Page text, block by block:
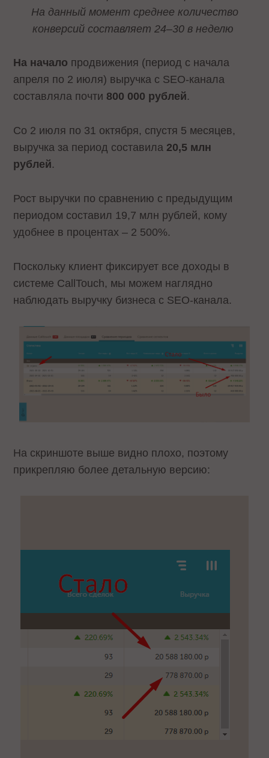
На данный момент среднее количество
конверсий составляет 24–30 в неделю
На начало продвижения (период с начала
апреля по 2 июля) выручка с SEO-канала
составляла почти 800 000 рублей.
Со 2 июля по 31 октября, спустя 5 месяцев,
выручка за период составила 20,5 млн
рублей.
Рост выручки по сравнению с предыдущим
периодом составил 19,7 млн рублей, кому
удобнее в процентах – 2 500%.
Поскольку клиент фиксирует все доходы в
системе CallTouch, мы можем наглядно
наблюдать выручку бизнеса с SEO-канала.
На скриншоте выше видно плохо, поэтому
прикрепляю более детальную версию: